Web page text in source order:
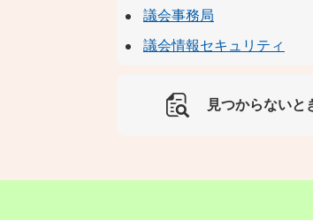
議会事務局
議会情報セキュリティ
見つからないと